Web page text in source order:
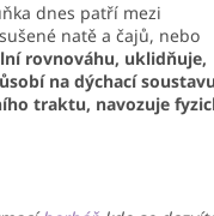
dnes patří mezi
natě a čajů, nebo
rovnováhu, uklidňuje,
na dýchací
traktu, navozuje